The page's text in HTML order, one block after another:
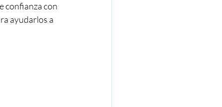
confianza con
ayudarlos a